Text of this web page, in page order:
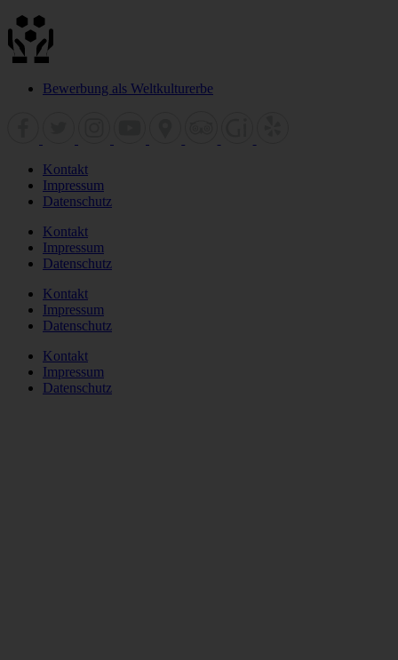
Bewerbung als Weltkulturerbe
Kontakt
Impressum
Datenschutz
Kontakt
Impressum
Datenschutz
Kontakt
Impressum
Datenschutz
Kontakt
Impressum
Datenschutz